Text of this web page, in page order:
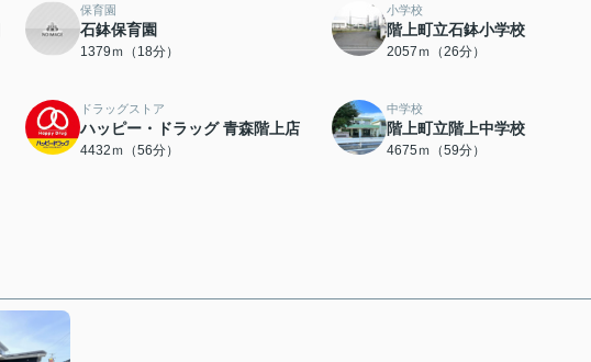
保育園
石鉢保育園
1379ｍ（18分）
小学校
階上町立石鉢小学校
2057ｍ（26分）
ドラッグストア
ハッピー・ドラッグ 青森階上店
4432ｍ（56分）
中学校
階上町立階上中学校
4675ｍ（59分）